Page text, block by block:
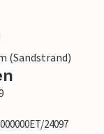
(Sandstrand)
24097